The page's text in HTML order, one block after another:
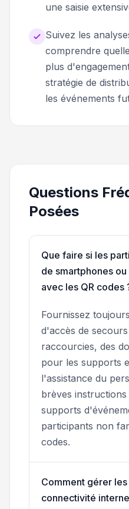
une saisie
Suivez les
comprendre
plus
stratégie de
les événements
Questions
Posées
Que faire si les
de smartphones
avec les QR codes
Fournissez
d'accès de
raccourcies, des
pour les supports
l'assistance du
brèves
supports
participants non
codes.
Comment gérer
connectivité